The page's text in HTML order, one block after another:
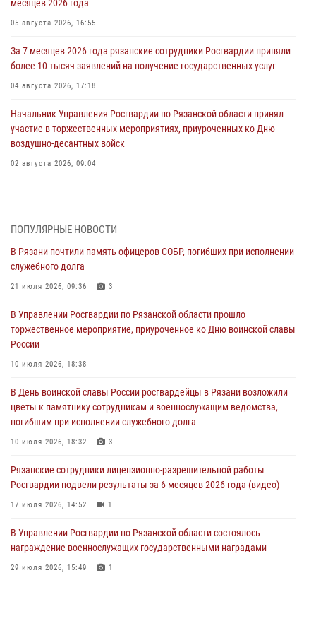
месяцев 2026 года
05 августа 2026, 16:55
За 7 месяцев 2026 года рязанские сотрудники Росгвардии приняли
более 10 тысяч заявлений на получение государственных услуг
04 августа 2026, 17:18
Начальник Управления Росгвардии по Рязанской области принял
участие в торжественных мероприятиях, приуроченных ко Дню
воздушно-десантных войск
02 августа 2026, 09:04
Для детей рязанских росгвардейцев в историческом музее провели
экскурсию по экспозиции, посвящённой губернской эпохе
В Управлении Росгвардии по Рязанской области состоялось
награждение военнослужащих государственными наградами
29 июля 2026, 15:49
Рязанским росгвардейцам провели лекции о Крещении Руси
28 июля 2026, 09:22 1
При силовой поддержке ОМОН житель Касимовского округа лишён
законодательства
27 июля 2026, 15:26
ПОПУЛЯРНЫЕ НОВОСТИ
В Рязани почтили память офицеров СОБР, погибших при исполнении
служебного долга
21 июля 2026, 09:36 3
В Управлении Росгвардии по Рязанской области прошло
торжественное мероприятие, приуроченное ко Дню воинской славы
России
10 июля 2026, 18:38
В День воинской славы России росгвардейцы в Рязани возложили
цветы к памятнику сотрудникам и военнослужащим ведомства,
погибшим при исполнении служебного долга
10 июля 2026, 18:32 3
Рязанские сотрудники лицензионно-разрешительной работы
Росгвардии подвели результаты за 6 месяцев 2026 года (видео)
17 июля 2026, 14:52 1
В Управлении Росгвардии по Рязанской области состоялось
награждение военнослужащих государственными наградами
29 июля 2026, 15:49 1